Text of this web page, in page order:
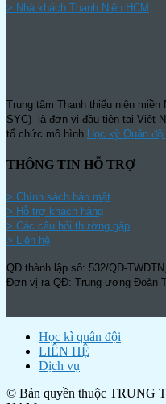
> Nhà khách Thanh Niên HCM
Trung tâm Thanh thiếu niên miền
SYC) là đơn vị đầu tiên tại Việt
tổ chức mô hình Học kỳ Quân đội
THÔNG TIN HỖ TRỢ
> Chính sách bảo mật
> Hỗ trợ khách hàng
> Các câu hỏi thường gặp
> Liên hệ
QĐ thành lập số: 532/QĐ-
Đơn vị ra QĐ: Trung ương Đoàn
Học kì quân đội
LIÊN HỆ
Dịch vụ
© Bản quyền thuộc